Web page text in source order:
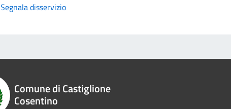
Segnala disservizio
Comune di Castiglione
Cosentino